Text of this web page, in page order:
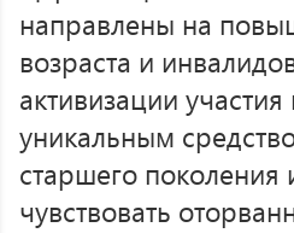
направлены на
возраста и
активизации
уникальным
старшего
чувствовать